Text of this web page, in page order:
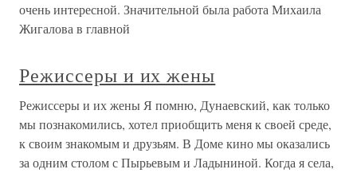
очень интересной. Значительной была работа Михаила
Жигалова в главной
Режиссеры и их жены
Режиссеры и их жены Я помню, Дунаевский, как только
мы познакомились, хотел приобщить меня к своей среде,
к своим знакомым и друзьям. В Доме кино мы оказались
за одним столом с Пырьевым и Ладыниной. Когда я села,